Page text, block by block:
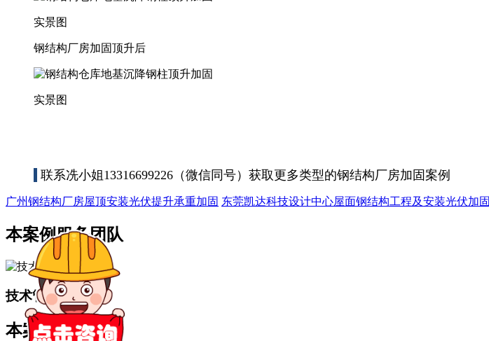
实景图
钢结构厂房加固顶升后
实景图
联系冼小姐13316699226（微信同号）获取更多类型的钢结构厂房加固案例
广州钢结构厂房屋顶安装光伏提升承重加固 东莞凯达科技设计中心屋面钢结构工程及安装光伏加固
本案例服务团队
技术管控团队
本案例工程团队